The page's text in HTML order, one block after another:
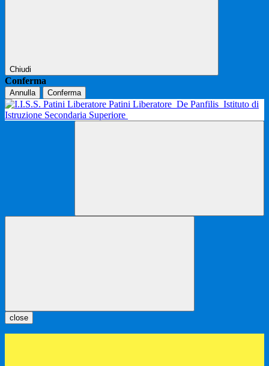
Chiudi
Conferma
Annulla Conferma
Patini Liberatore De Panfilis Istituto di
Istruzione Secondaria Superiore
close